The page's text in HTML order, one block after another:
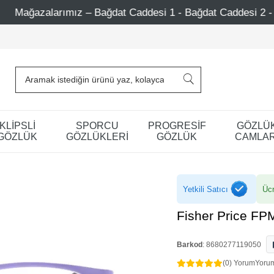
1 - Bağdat Caddesi 2 - Nişantaşı – Etiler – Ataşehir
SPORCU
GÖZLÜKLERİ
PROGRESİF
GÖZLÜK
Yetkili Satıcı
Fisher Price
Barkod : 8680277119050
(0) Yorum